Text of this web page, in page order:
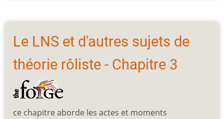
Le LNS et d'autres sujets de
théorie rôliste - Chapitre 3
ce chapitre aborde les actes et moments